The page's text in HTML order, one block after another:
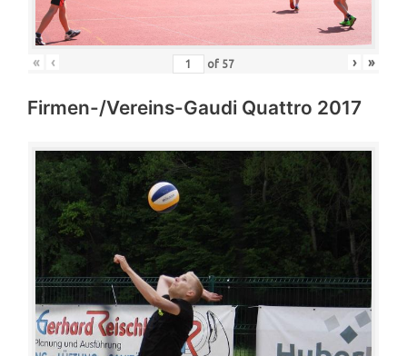
« ‹ of 57 › »
Firmen-/Vereins-Gaudi Quattro 2017